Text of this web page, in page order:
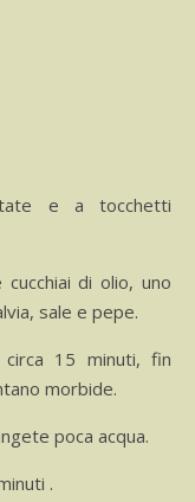
e a tocchetti
di olio, uno
sale e pepe.
15 minuti, fin
morbide.
poca acqua.
.